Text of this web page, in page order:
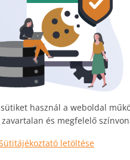
Üzleti Internet
használ a weboldal
és megfelelő
letöltése